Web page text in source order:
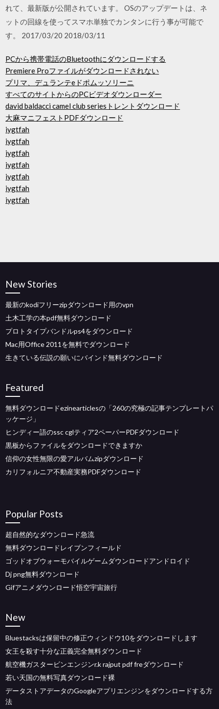
れて、最新版が公開されています。 OSのアップデートは、ネ
ットの回線を使ってスマホ単独でカンタンに行う事が可能で
す。 2017/03/20 2018/03/11
PCから携帯電話のBluetoothにダウンロードする
Premiere Proファイルがダウンロードされない
プリマ、デュランテeドポムッソリーニ
すべてのサイトからのPCビデオダウンローダー
david baldacci camel club seriesトレントダウンロード
大麻マニフェストPDFダウンロード
iygtfah
iygtfah
iygtfah
iygtfah
iygtfah
iygtfah
iygtfah
New Stories
最新のkodiフリーzipダウンロード用のvpn
土木工学の本pdf無料ダウンロード
プロトタイプバンドルps4をダウンロード
Mac用Office 2011を無料でダウンロード
生きている伝説の願いにバインド無料ダウンロード
Featured
無料ダウンロードezinearticlesの「260の究極の記事テンプレートパ
ッケージ」
ヒンディー語のssc cglティア2ペーパーPDFダウンロード
黒板からファイルをダウンロードできますか
信仰の女性無限の​​愛アルバムzipダウンロード
カリフォルニア不動産実務PDFダウンロード
Popular Posts
超自然的なダウンロード急流
無料ダウンロードレイブンフィールド
ゴッドオブウォーモバイルゲームダウンロードアンドロイド
Dj png無料ダウンロード
Gifアニメダウンロード悟空宇宙旅行
New
Bluestacksは保留中の修正ウィンドウ10をダウンロードします
女王を殺す十分な正義完全無料ダウンロード
航空機ガスタービンエンジンr.k rajput pdf freダウンロード
若い天国の無料写真ダウンロード裸
データストアデータのGoogleアプリエンジンをダウンロードする方
法